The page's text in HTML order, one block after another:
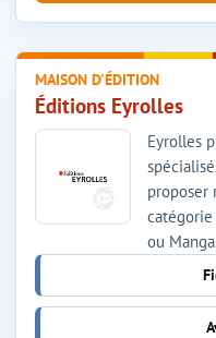
MAISON D'ÉDITION
Éditions Eyrolles
Eyrolles
proposer
catégorie
ou